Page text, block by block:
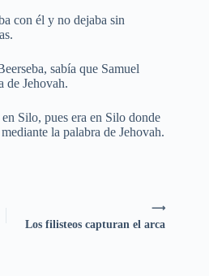
con él y no dejaba sin
sabía que Samuel
de Jehovah.
Silo, pues era en Silo donde
la palabra de Jehovah.
⟶
Los filisteos capturan el arca